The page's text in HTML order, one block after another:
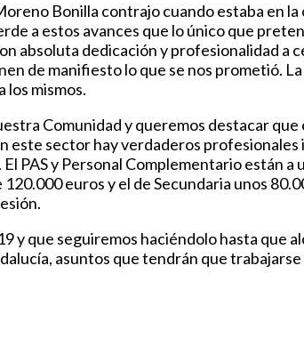
Bonilla contrajo cuando estaba en la
a estos avances que lo único que
absoluta dedicación y profesionalidad a
de manifiesto lo que se nos prometió.
los mismos.
Comunidad y queremos destacar que
sector hay verdaderos profesionales
PAS y Personal Complementario están a
euros y el de Secundaria unos
y que seguiremos haciéndolo hasta que
asuntos que tendrán que